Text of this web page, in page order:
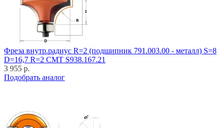
Фреза внутр.радиус R=2 (подшипник 791.003.00 - металл) S=8
D=16,7 R=2 CMT S938.167.21
3 955 р.
Подобрать аналог